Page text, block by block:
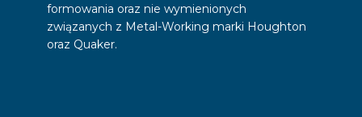
formowania oraz nie wymienionych
związanych z Metal-Working marki Houghton
oraz Quaker.